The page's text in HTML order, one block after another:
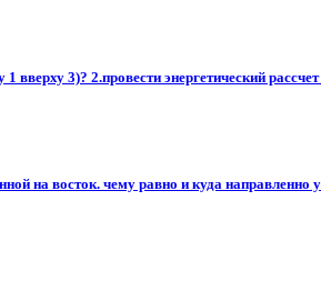
вверху 3)? 2.провести энергетический
на восток. чему равно и куда направленно